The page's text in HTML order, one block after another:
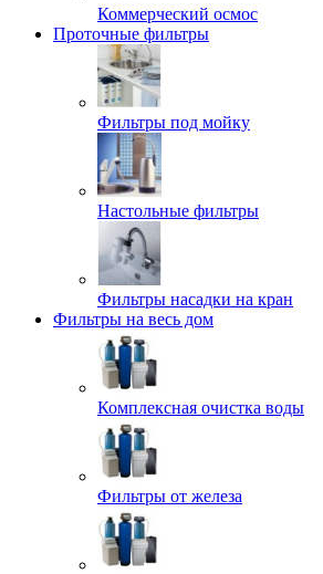
Коммерческий осмос
Проточные фильтры
Фильтры под мойку
Настольные фильтры
Фильтры насадки на кран
Фильтры на весь дом
Комплексная очистка воды
Фильтры от железа